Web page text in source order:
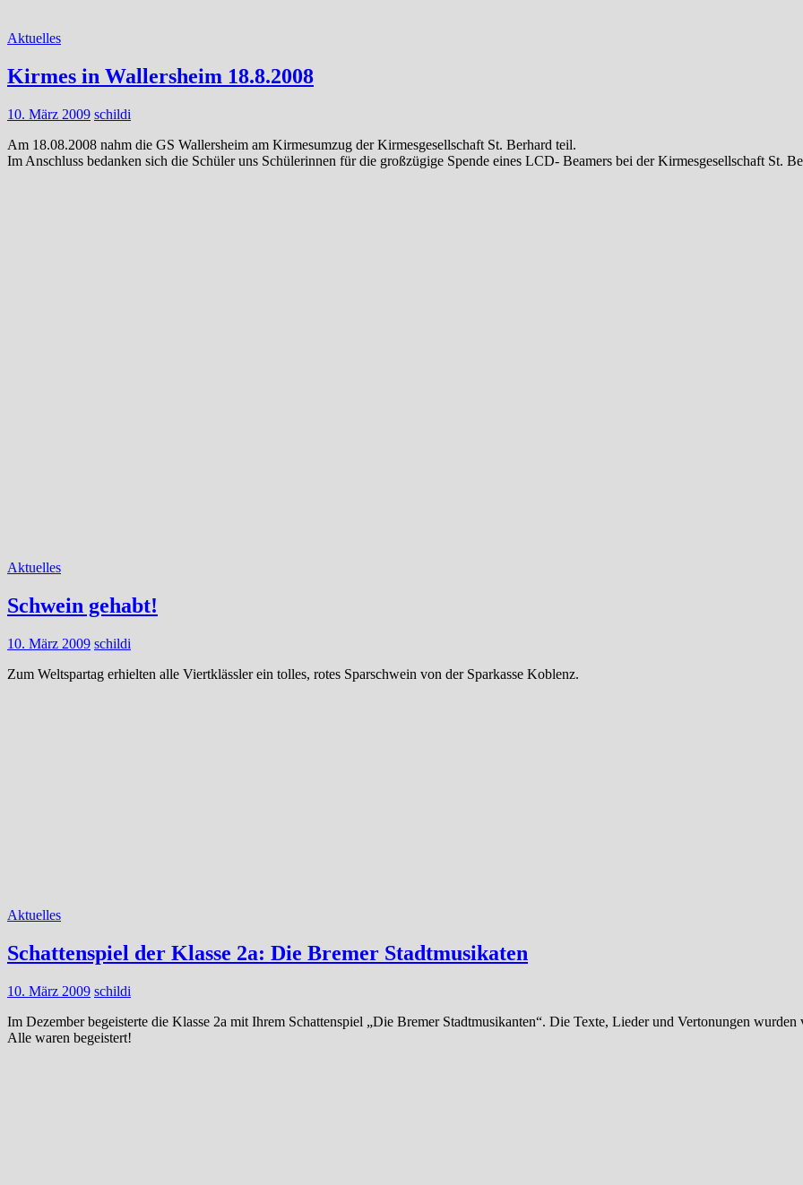
Aktuelles
Kirmes in Wallersheim 18.8.2008
10. März 2009 schildi
Am 18.08.2008 nahm die GS Wallersheim am Kirmesumzug der Kirmesgesellschaft St. Berhard teil.
Im Anschluss bedanken sich die Schüler uns Schülerinnen für die großzügige Spende eines LCD- Beamers bei der Kirmesgesellschaft St.
Aktuelles
Schwein gehabt!
10. März 2009 schildi
Zum Weltspartag erhielten alle Viertklässler ein tolles, rotes Sparschwein von der Sparkasse Koblenz.
Aktuelles
Schattenspiel der Klasse 2a: Die Bremer Stadtmusikaten
10. März 2009 schildi
Im Dezember begeisterte die Klasse 2a mit Ihrem Schattenspiel „Die Bremer Stadtmusikanten“. Die Texte, Lieder und Vertonungen
Alle waren begeistert!